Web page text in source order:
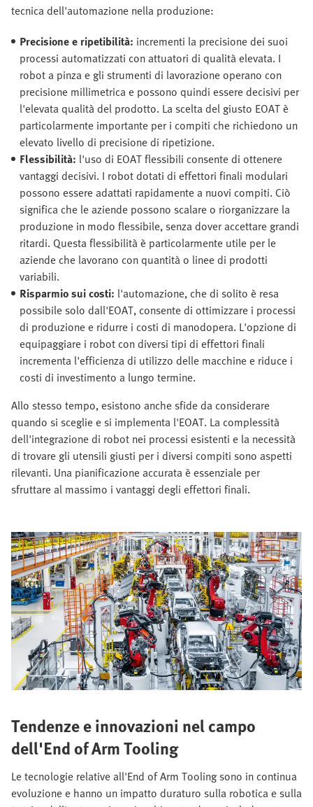
tecnica dell'automazione nella produzione:
Precisione e ripetibilità: incrementi la precisione dei suoi
processi automatizzati con attuatori di qualità elevata. I
robot a pinza e gli strumenti di lavorazione operano con
precisione millimetrica e possono quindi essere decisivi per
l'elevata qualità del prodotto. La scelta del giusto EOAT è
particolarmente importante per i compiti che richiedono un
elevato livello di precisione di ripetizione.
Flessibilità: l'uso di EOAT flessibili consente di ottenere
vantaggi decisivi. I robot dotati di effettori finali modulari
possono essere adattati rapidamente a nuovi compiti. Ciò
significa che le aziende possono scalare o riorganizzare la
produzione in modo flessibile, senza dover accettare grandi
ritardi. Questa flessibilità è particolarmente utile per le
aziende che lavorano con quantità o linee di prodotti
variabili.
Risparmio sui costi: l'automazione, che di solito è resa
possibile solo dall'EOAT, consente di ottimizzare i processi
di produzione e ridurre i costi di manodopera. L'opzione di
equipaggiare i robot con diversi tipi di effettori finali
incrementa l'efficienza di utilizzo delle macchine e riduce i
costi di investimento a lungo termine.
Allo stesso tempo, esistono anche sfide da considerare
quando si sceglie e si implementa l'EOAT. La complessità
dell'integrazione di robot nei processi esistenti e la necessità
di trovare gli utensili giusti per i diversi compiti sono aspetti
rilevanti. Una pianificazione accurata è essenziale per
sfruttare al massimo i vantaggi degli effettori finali.
Tendenze e innovazioni nel campo
dell'End of Arm Tooling
Le tecnologie relative all'End of Arm Tooling sono in continua
evoluzione e hanno un impatto duraturo sulla robotica e sulla